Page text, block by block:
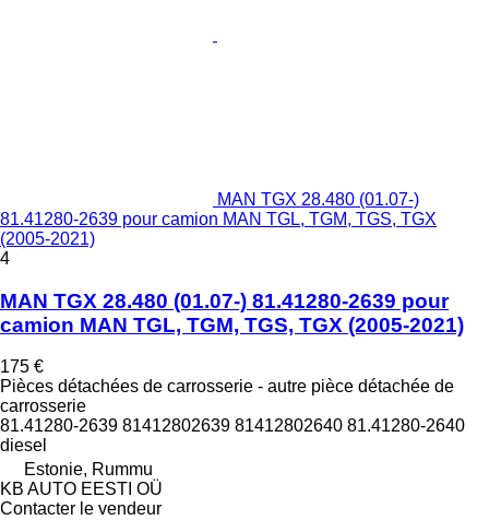
MAN TGX 28.480 (01.07-)
81.41280-2639 pour camion MAN TGL, TGM, TGS, TGX
(2005-2021)
4
MAN TGX 28.480 (01.07-) 81.41280-2639 pour
camion MAN TGL, TGM, TGS, TGX (2005-2021)
175 €
Pièces détachées de carrosserie - autre pièce détachée de
carrosserie
81.41280-2639 81412802639 81412802640 81.41280-2640
diesel
Estonie, Rummu
KB AUTO EESTI OÜ
Contacter le vendeur